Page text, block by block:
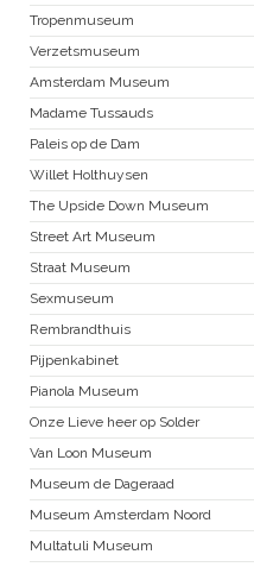
Tropenmuseum
Verzetsmuseum
Amsterdam Museum
Madame Tussauds
Paleis op de Dam
Willet Holthuysen
The Upside Down Museum
Street Art Museum
Straat Museum
Sexmuseum
Rembrandthuis
Pijpenkabinet
Pianola Museum
Onze Lieve heer op Solder
Van Loon Museum
Museum de Dageraad
Museum Amsterdam Noord
Multatuli Museum